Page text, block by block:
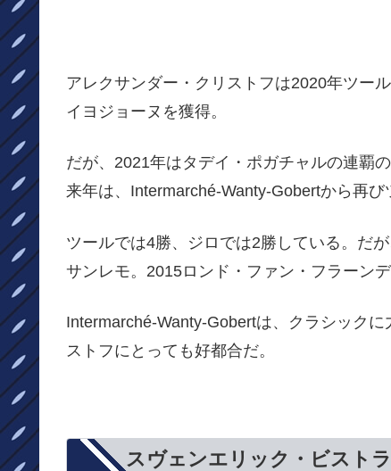
アレクサンダー・クリストフは2020年ツー
イヨジョーヌを獲得。
だが、2021年はタデイ・ポガチャルの連覇
来年は、Intermarché-Wanty-Gobertから再
ツールでは4勝、ジロでは2勝している。だ
サンレモ。2015ロンド・ファン・フラーン
Intermarché-Wanty-Gobertは、クラシック
ストフにとっても好都合だ。
スヴェンエリック・ビスト